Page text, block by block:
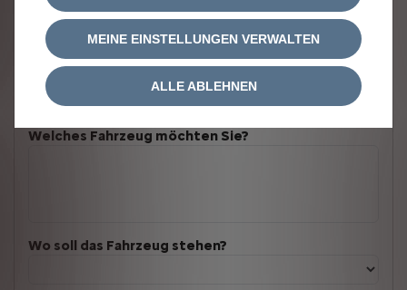
Welches Fahrzeug möchten Sie?
Wo soll das Fahrzeug stehen?
MEINE EINSTELLUNGEN VERWALTEN
ALLE ABLEHNEN